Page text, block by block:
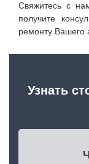
Свяжитесь с
получите
ремонту Вашего
Узнать